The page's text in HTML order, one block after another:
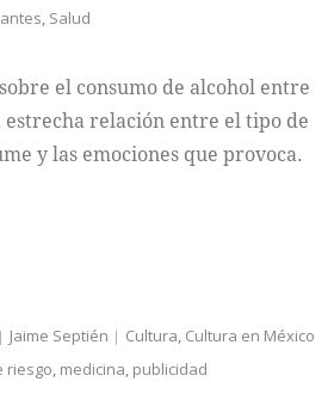
, Salud
el consumo de alcohol entre
relación entre el tipo de
y las emociones que provoca.
Jaime Septién Cultura, Cultura en México
riesgo, medicina, publicidad